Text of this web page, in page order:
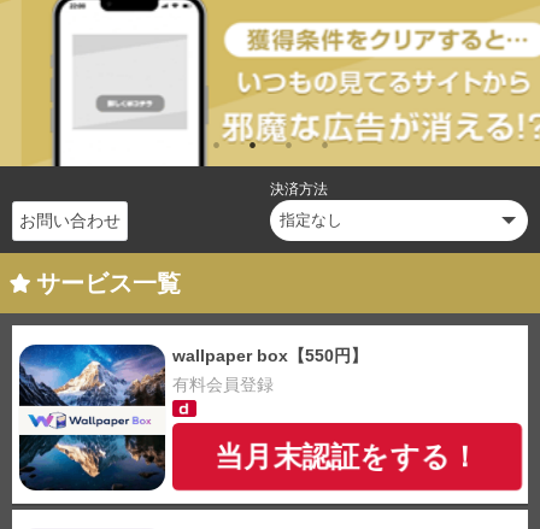
お問い合わせ
決済方法
サービス一覧
wallpaper box【550円】
有料会員登録
当月末認証をする！